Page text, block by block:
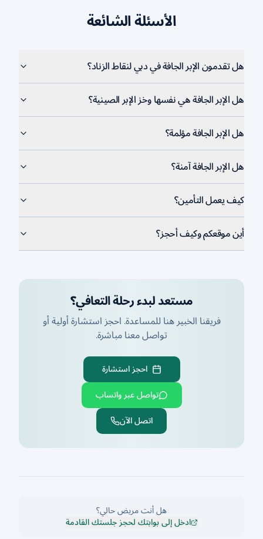
الأسئلة الشائعة
هل تقدمون الإبر الجافة في دبي لنقاط الزناد؟
هل الإبر الجافة هي نفسها وخز الإبر الصينية؟
هل الإبر الجافة مؤلمة؟
هل الإبر الجافة آمنة؟
كيف يعمل التأمين؟
أين موقعكم وكيف أحجز؟
مستعد لبدء رحلة التعافي؟
فريقنا الخبير هنا للمساعدة. احجز استشارة أولية أو
تواصل معنا مباشرة.
احجز استشارة
تواصل عبر واتساب
اتصل الآن
هل أنت مريض حالي؟
ادخل إلى بوابتك لحجز جلستك القادمة